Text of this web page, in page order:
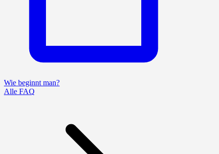
Wie beginnt man?
Alle FAQ